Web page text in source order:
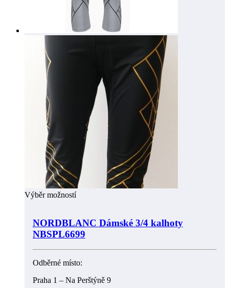
Výběr možností
NORDBLANC Dámské 3/4 kalhoty
NBSPL6699
Odběrné místo:
Praha 1 – Na Perštýně 9